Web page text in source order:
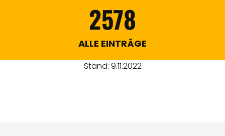
2578
ALLE EINTRÄGE
Stand: 9.11.2022